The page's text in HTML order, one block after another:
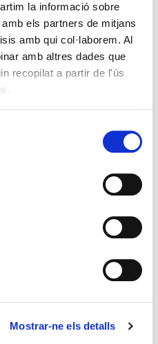
la informació sobre
els partners de mitjans
amb qui col·laborem. Al
amb altres dades que
recopilat a partir de l'ús
Mostrar-ne els detalls